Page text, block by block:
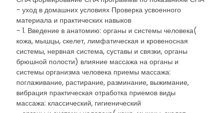
- уход в домашних условиях Проверка усвоенного
материала и практических навыков
- 1. Введение в анатомию: органы и системы человека(
кожа, мышцы, скелет, лимфатическая и кровеносная
системы, нервная система, суставы и связки, органы
брюшной полости) влияние массажа на органы и
системы организма человека приемы массажа:
поглаживание, растирание, разминание, выжимание,
вибрация практическая отработка приемов виды
массажа: классический, гигиенический